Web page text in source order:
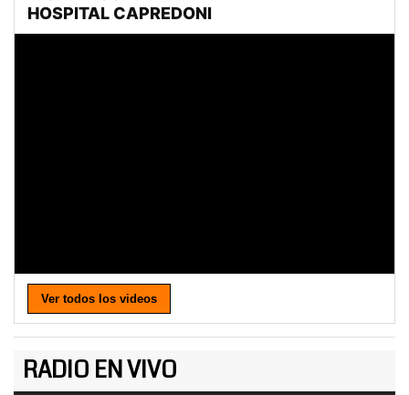
Ver todos los videos
RADIO EN VIVO